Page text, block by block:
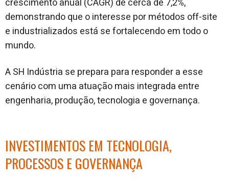
crescimento anual (CAGR) de cerca de 7,2%,
demonstrando que o interesse por métodos off-site
e industrializados está se fortalecendo em todo o
mundo.
A SH Indústria se prepara para responder a esse
cenário com uma atuação mais integrada entre
engenharia, produção, tecnologia e governança.
INVESTIMENTOS EM TECNOLOGIA,
PROCESSOS E GOVERNANÇA